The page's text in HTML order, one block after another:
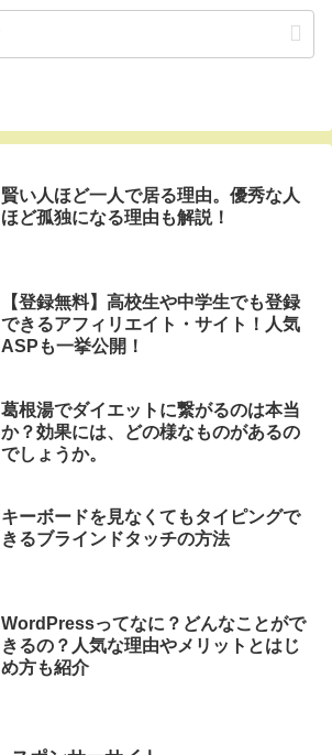
賢い人ほど一人で居る理由。優秀な人
ほど孤独になる理由も解説！
【登録無料】高校生や中学生でも登録
できるアフィリエイト・サイト！人気
ASPも一挙公開！
葛根湯でダイエットに繋がるのは本当
か？効果には、どの様なものがあるの
でしょうか。
キーボードを見なくてもタイピングで
きるブラインドタッチの方法
WordPressってなに？どんなことがで
きるの？人気な理由やメリットとはじ
め方も紹介